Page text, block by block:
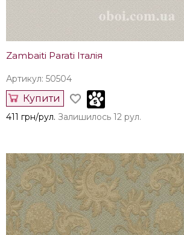
Zambaiti Parati Італія
Артикул: 50504
Купити
411 грн/рул. Залишилось 12 рул.